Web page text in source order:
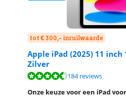
tot € 300,- inruilwaarde
Apple iPad (2025) 11 inch
Zilver
Beoordeling is 8,9 van de 10,
184 reviews
Onze keuze voor een iPad
Beoordeling is 8,9 van de 10,